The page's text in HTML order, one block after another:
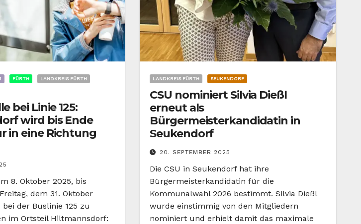
FÜRTH LANDKREIS FÜRTH
bei Linie 125:
wird bis Ende
in eine Richtung
8. Oktober 2025, bis
dem 31. Oktober
der Buslinie 125 zu
im Ortsteil Hiltmannsdorf:
LANDKREIS FÜRTH SEUKENDORF
CSU nominiert Silvia Dießl
erneut als
Bürgermeisterkandidatin in
Seukendorf
20. SEPTEMBER 2025
Die CSU in Seukendorf hat ihre
Bürgermeisterkandidatin für die
Kommunalwahl 2026 bestimmt. Silvia Dießl
wurde einstimmig von den Mitgliedern
nominiert und erhielt damit das maximale